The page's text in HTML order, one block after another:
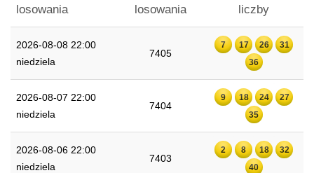
losowania
losowania
liczby
2026-08-08 22:00
niedziela
7405
7 17 26
31
36
2026-08-07 22:00
niedziela
7404
9 18 24
27
35
2026-08-06 22:00
niedziela
7403
2 8 18
32
40